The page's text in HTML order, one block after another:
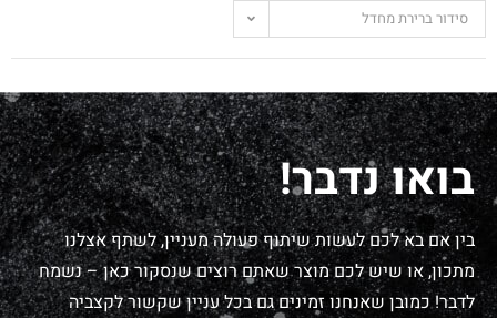
סידור ברירת מחדל
בואו נדבר!
בין אם בא לכם לעשות שיתוף פעולה מעניין, לשתף אצלנו
מתכון, או שיש לכם מוצר שאתם רוצים שנסקור כאן – נשמח
לדבר! כמובן שאנחנו זמינים גם בכל עניין שקשור לקצביה